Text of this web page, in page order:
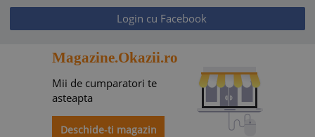
Login cu Facebook
Magazine.Okazii.ro
Mii de cumparatori te
asteapta
Deschide-ti magazin